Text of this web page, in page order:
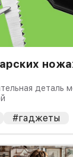
деталь
#гаджеты